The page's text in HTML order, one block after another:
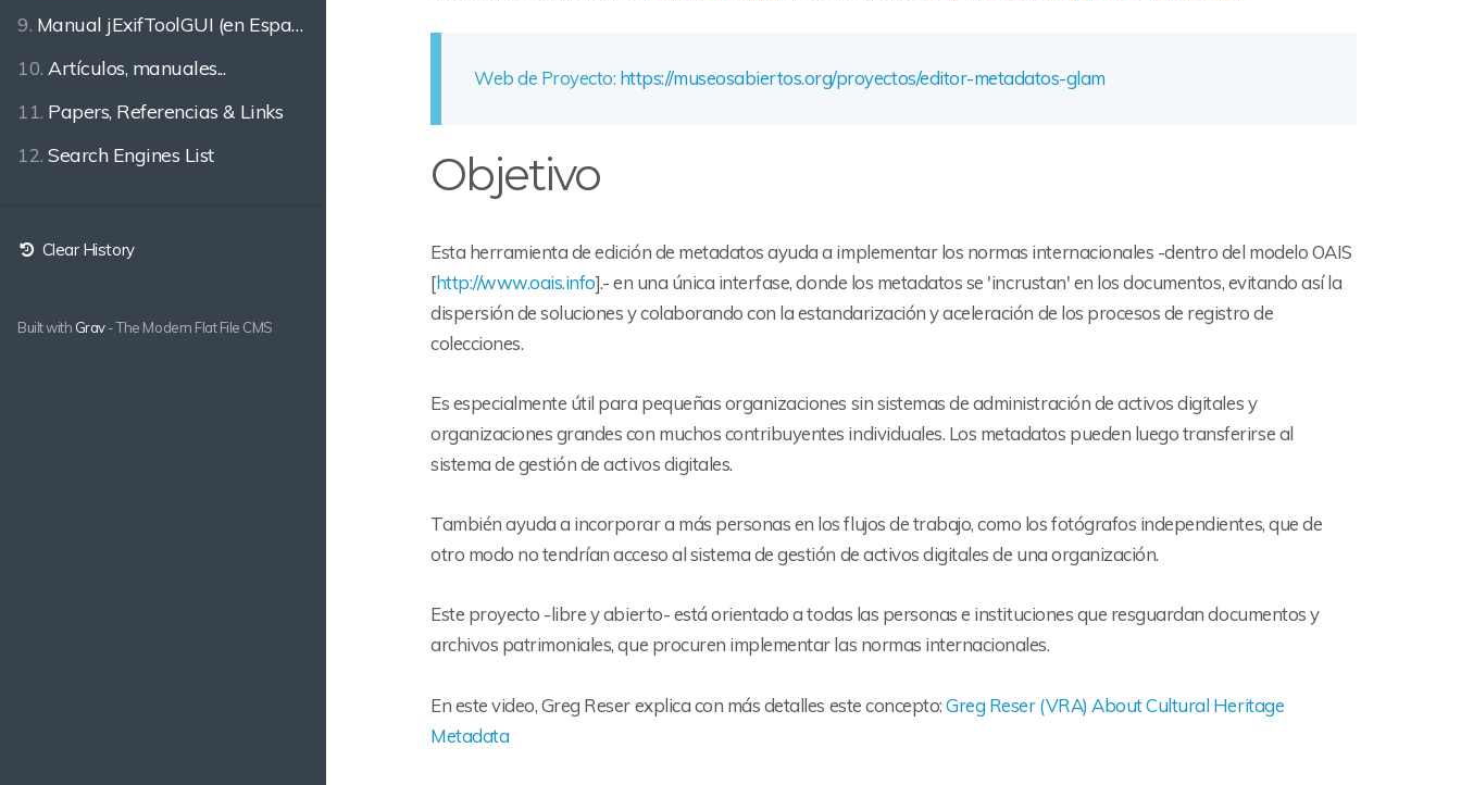
9. Manual jExifToolGUI (en Español)
10. Artículos, manuales...
11. Papers, Referencias & Links
12.Search Engines List
Clear History
Built with Grav- The Modern Flat File CMS
Web de Proyecto: https://museosabiertos.org/proyectos/editor-metadatos-glam
Objetivo
Esta herramienta de edición de metadatos ayuda a implementar los normas internacionales -dentro del modelo OAIS
[http://www.oais.info].- en una única interfase, donde los metadatos se 'incrustan' en los documentos, evitando así la
dispersión de soluciones y colaborando con la estandarización y aceleración de los procesos de registro de
colecciones.
Es especialmente útil para pequeñas organizaciones sin sistemas de administración de activos digitales y
organizaciones grandes con muchos contribuyentes individuales. Los metadatos pueden luego transferirse al
sistema de gestión de activos digitales.
También ayuda a incorporar a más personas en los flujos de trabajo, como los fotógrafos independientes, que de
otro modo no tendrían acceso al sistema de gestión de activos digitales de una organización.
Este proyecto -libre y abierto- está orientado a todas las personas e instituciones que resguardan documentos y
archivos patrimoniales, que procuren implementar las normas internacionales.
En este video, Greg Reser explica con más detalles este concepto:Greg Reser (VRA) About Cultural Heritage
Metadata